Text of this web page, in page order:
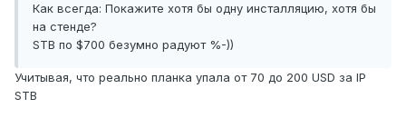
Как всегда: Покажите хотя бы одну инсталляцию, хотя бы
на стенде?
STB по $700 безумно радуют %-))
Учитывая, что реально планка упала от 70 до 200 USD за IP
STB